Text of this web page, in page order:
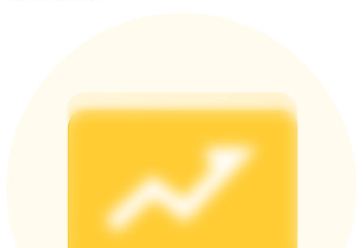
USDT New User Exclusive 10% APR
USDT Flexible Staking | Daily Rewards
BTC New User Exclusive: 6.5% APR